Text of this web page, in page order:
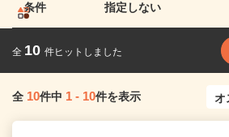
条件 指定しない
全 10 件ヒットしました
全 10件中 1 - 10件を表示